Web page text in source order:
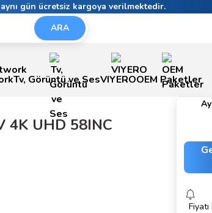
gün ücretsiz kargoya verilmektedir.
ARA
Tv, Görüntü ve SesVIYEROOEM Paketler
4K UHD 58INC